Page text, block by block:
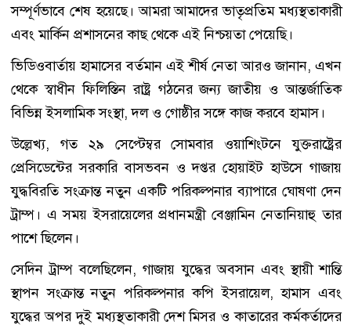
সম্পূর্ণভাবে শেষ হয়েছে। আমরা আমাদের ভাতৃপ্রতিম মধ্যস্থতাকারী
এবং মার্কিন প্রশাসনের কাছ থেকে এই নিশ্চয়তা পেয়েছি।
ভিডিওবার্তায় হামাসের বর্তমান এই শীর্ষ নেতা আরও জানান, এখন
থেকে স্বাধীন ফিলিস্তিন রাষ্ট্র গঠনের জন্য জাতীয় ও আন্তর্জাতিক
বিভিন্ন ইসলামিক সংস্থা, দল ও গোষ্ঠীর সঙ্গে কাজ করবে হামাস।
উল্লেখ্য, গত ২৯ সেপ্টেম্বর সোমবার ওয়াশিংটনে যুক্তরাষ্ট্রের
প্রেসিডেন্টের সরকারি বাসভবন ও দপ্তর হোয়াইট হাউসে গাজায়
যুদ্ধবিরতি সংক্রান্ত নতুন একটি পরিকল্পনার ব্যাপারে ঘোষণা দেন
ট্রাম্প। এ সময় ইসরায়েলের প্রধানমন্ত্রী বেঞ্জামিন নেতানিয়াহু তার
পাশে ছিলেন।
সেদিন ট্রাম্প বলেছিলেন, গাজায় যুদ্ধের অবসান এবং স্থায়ী শান্তি
স্থাপন সংক্রান্ত নতুন পরিকল্পনার কপি ইসরায়েল, হামাস এবং
যুদ্ধের অপর দুই মধ্যস্থতাকারী দেশ মিসর ও কাতারের কর্মকর্তাদের